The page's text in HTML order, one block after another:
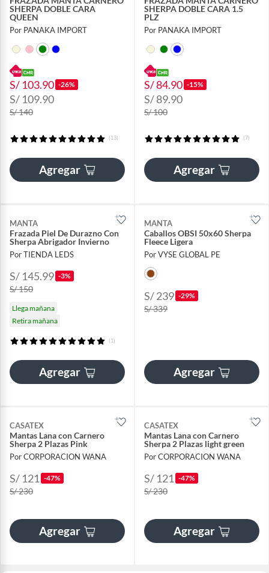
SHERPA DOBLE CARA
QUEEN
Por PANAKA IMPORT
S/ 103.90 -26%
S/ 109.90
S/ 140
(13)
Agregar
SHERPA DOBLE CARA 1.5
PLZ
Por PANAKA IMPORT
S/ 84.90 -15%
S/ 89.90
S/ 100
(7)
Agregar
MANTA
Frazada Piel De Durazno Con
Sherpa Abrigador Invierno
Por TIENDA LEDS
S/ 145.99 -3%
S/ 150
Llega mañana
Retira mañana
(1)
Agregar
MANTA
Caballos OBSI 50x60 Sherpa
Fleece Ligera
Por VYSE GLOBAL PE
S/ 239 -29%
S/ 339
Agregar
CASATEX
Mantas Lana con Carnero
Sherpa 2 Plazas Pink
Por CORPORACION WANA
S/ 121 -47%
S/ 230
Agregar
CASATEX
Mantas Lana con Carnero
Sherpa 2 Plazas light green
Por CORPORACION WANA
S/ 121 -47%
S/ 230
Agregar